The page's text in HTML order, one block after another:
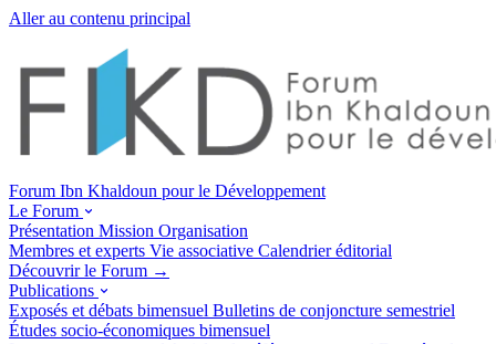
Aller au contenu principal
Forum Ibn Khaldoun pour le Développement
Le Forum
Présentation Mission Organisation
Membres et experts Vie associative Calendrier éditorial
Découvrir le Forum →
Publications
Exposés et débats bimensuel Bulletins de conjoncture semestriel
Études socio-économiques bimensuel